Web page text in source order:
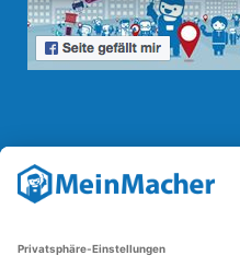
Reparatur Revolution
Mit derReparatur-Revolution
Reparaturbedingungen in
reparierenden Betriebe und des
Deutschland.